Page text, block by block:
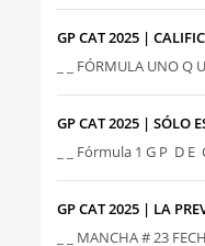
GP CAT 2025 |
_ _ FÓRMULA UNO Q
GP CAT 2025 | SÓLO
_ _ Fórmula 1 G P D
GP CAT 2025 | LA
_ _ MANCHA # 23